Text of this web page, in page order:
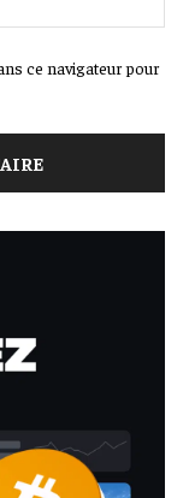
:
ce navigateur pour